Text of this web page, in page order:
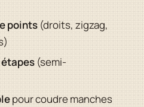
points (droits, zigzag,
(semi-
pour coudre manches